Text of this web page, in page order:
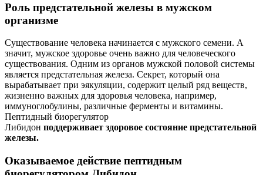
Роль предстательной железы в мужском
организме
Существование человека начинается с мужского семени. А
значит, мужское здоровье очень важно для человеческого
существования. Одним из органов мужской половой системы
является предстательная железа. Секрет, который она
вырабатывает при эякуляции, содержит целый ряд веществ,
жизненно важных для здоровья человека, например,
иммуноглобулины, различные ферменты и витамины.
Пептидный биорегулятор
Либидон поддерживает здоровое состояние предстательной
железы.
Оказываемое действие пептидным